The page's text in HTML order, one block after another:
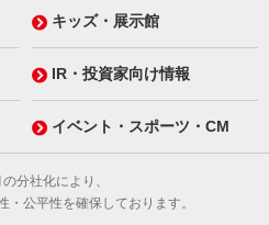
キッズ・展示館
IR・投資家向け情報
イベント・スポーツ・CM
分社化により、
・公平性を確保しております。